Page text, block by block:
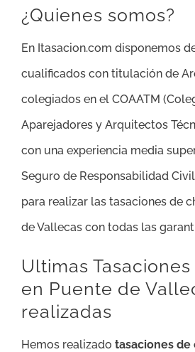
¿Quienes somos?
En Itasacion.com disponemos
cualificados con titulación de
colegiados en el COAATM
Aparejadores y Arquitectos
con una experiencia media
Seguro de Responsabilidad
para realizar las tasaciones de
de Vallecas con todas las
Ultimas
en Puente de
realizadas
Hemos realizado tasaciones de